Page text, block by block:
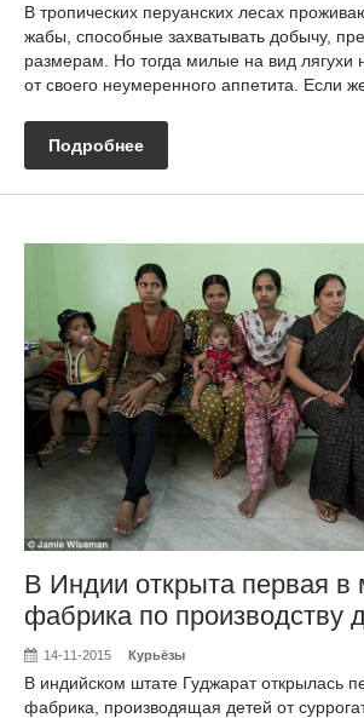
В тропических перуанских лесах
жабы, способные захватывать добычу,
размерам. Но тогда милые на вид лягухи
от своего неумеренного аппетита. Если
Подробнее
В Индии открыта первая в
фабрика по производству
14-11-2015 Курьёзы
В индийском штате Гуджарат открылась
фабрика, производящая детей от